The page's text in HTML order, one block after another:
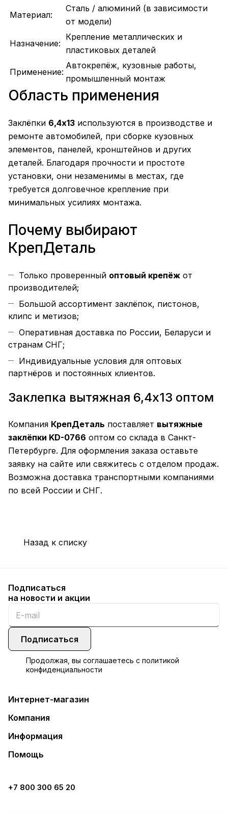
Материал:
Сталь / алюминий (в зависимости
от модели)
Назначение:
Крепление металлических и
пластиковых деталей
Применение:
Автокрепёж, кузовные работы,
промышленный монтаж
Область применения
Заклёпки 6,4х13 используются в производстве и
ремонте автомобилей, при сборке кузовных
элементов, панелей, кронштейнов и других
деталей. Благодаря прочности и простоте
установки, они незаменимы в местах, где
требуется долговечное крепление при
минимальных усилиях монтажа.
Почему выбирают
КрепДеталь
Только проверенный оптовый крепёж от
производителей;
Большой ассортимент заклёпок, пистонов,
клипс и метизов;
Оперативная доставка по России, Беларуси и
странам СНГ;
Индивидуальные условия для оптовых
партнёров и постоянных клиентов.
Заклепка вытяжная 6,4х13 оптом
Компания КрепДеталь поставляет вытяжные
заклёпки KD-0766 оптом со склада в Санкт-
Петербурге. Для оформления заказа оставьте
заявку на сайте или свяжитесь с отделом продаж.
Возможна доставка транспортными компаниями
по всей России и СНГ.
Назад к списку
Подписаться
на новости и акции
Подписаться
Продолжая, вы соглашаетесь с политикой
конфиденциальности
Интернет-магазин
Компания
Информация
Помощь
+7 800 300 65 20